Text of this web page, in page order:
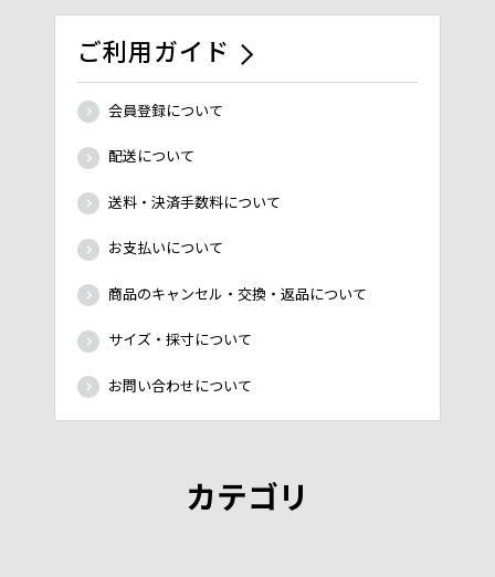
ご利用ガイド
会員登録について
配送について
送料・決済手数料について
お支払いについて
商品のキャンセル・交換・返品について
サイズ・採寸について
お問い合わせについて
カテゴリ